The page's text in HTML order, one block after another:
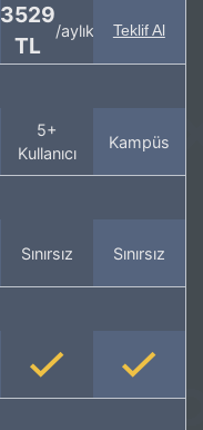
3529
TL
/aylık Teklif Al
5+
Kullanıcı
Kampüs
Sınırsız Sınırsız